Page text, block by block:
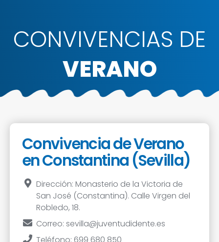
CONVIVENCIAS DE
VERANO
Convivencia de Verano
en Constantina (Sevilla)
Dirección: Monasterio de la Victoria de
San José (Constantina). Calle Virgen del
Robledo, 18.
Correo: sevilla@juventudidente.es